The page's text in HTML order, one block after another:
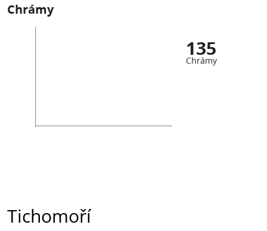
Chrámy
135
Chrámy
Tichomoří